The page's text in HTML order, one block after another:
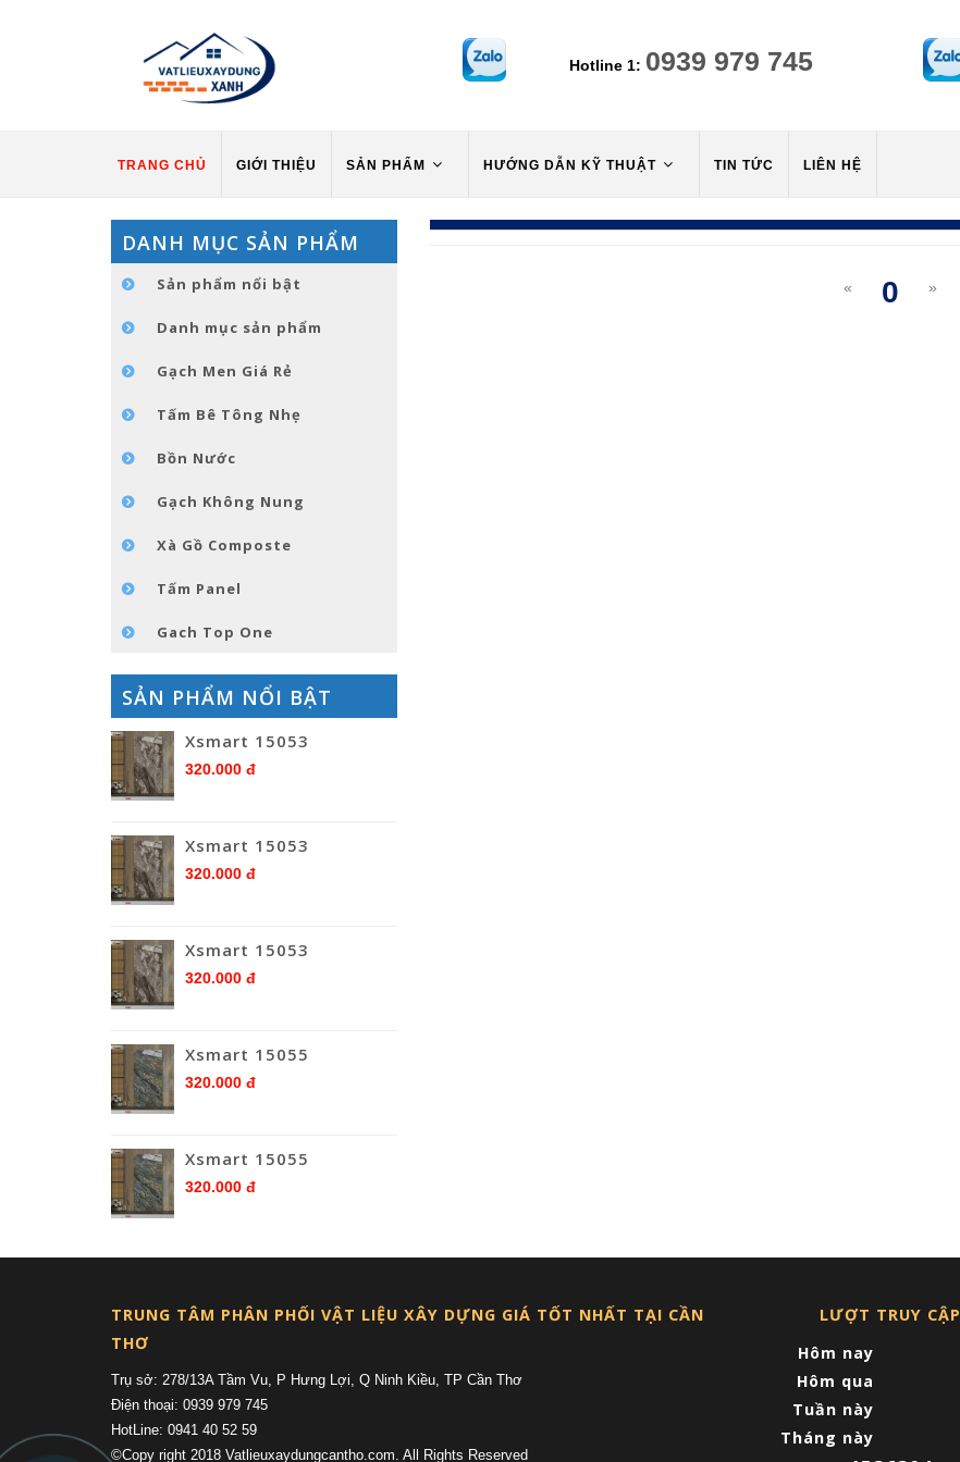
Hotline 1: 0939 979 745
TRANG CHỦ GIỚI THIỆU SẢN PHẨM HƯỚNG DẪN KỸ THUẬT TIN TỨC LIÊN HỆ
DANH MỤC SẢN PHẨM
Sản phẩm nổi bật
Danh mục sản phẩm
Gạch Men Giá Rẻ
Tấm Bê Tông Nhẹ
Bồn Nước
Gạch Không Nung
Xà Gồ Composte
Tấm Panel
Gach Top One
SẢN PHẨM NỔI BẬT
Xsmart 15053
320.000 đ
Xsmart 15053
320.000 đ
Xsmart 15053
320.000 đ
Xsmart 15055
320.000 đ
Xsmart 15055
320.000 đ
«
0
»
TRUNG TÂM PHÂN PHỐI VẬT LIỆU XÂY DỰNG GIÁ TỐT NHẤT TẠI CẦN
THƠ
Trụ sở: 278/13A Tầm Vu, P Hưng Lợi, Q Ninh Kiều, TP Cần Thơ
Điện thoại: 0939 979 745
HotLine: 0941 40 52 59
©Copy right 2018 Vatlieuxaydungcantho.com. All Rights Reserved
LƯỢT TRUY CẬP
Hôm nay
Hôm qua
Tuần này
Tháng này